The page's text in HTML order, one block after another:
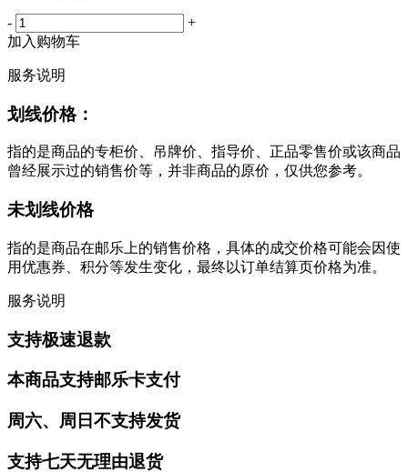
-
+
加入购物车
服务说明
划线价格：
指的是商品的专柜价、吊牌价、指导价、正品零售价或该商品
曾经展示过的销售价等，并非商品的原价，仅供您参考。
未划线价格
指的是商品在邮乐上的销售价格，具体的成交价格可能会因使
用优惠券、积分等发生变化，最终以订单结算页价格为准。
服务说明
支持极速退款
本商品支持邮乐卡支付
周六、周日不支持发货
支持七天无理由退货